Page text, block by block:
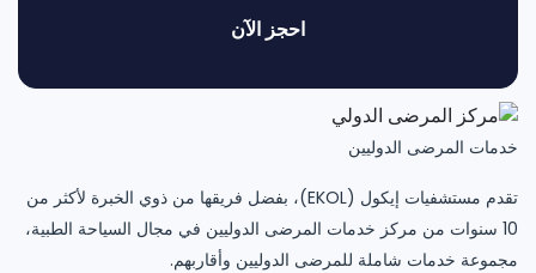
احجز الآن
خدمات المرضى الدوليين
تقدم مستشفيات إيكول (EKOL)، بفضل فريقها من ذوي الخبرة لأكثر من
10 سنوات من مركز خدمات المرضى الدوليين في مجال السياحة الطبية،
مجموعة خدمات شاملة للمرضى الدوليين وأقاربهم.